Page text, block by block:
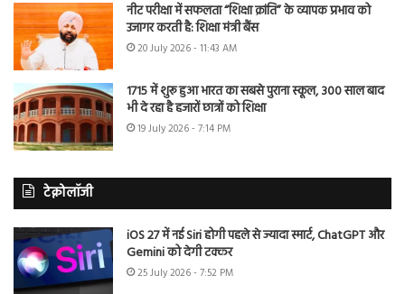
नीट परीक्षा में सफलता “शिक्षा क्रांति” के व्यापक प्रभाव को
उजागर करती है: शिक्षा मंत्री बैंस
20 July 2026 - 11:43 AM
1715 में शुरू हुआ भारत का सबसे पुराना स्कूल, 300 साल बाद
भी दे रहा है हजारों छात्रों को शिक्षा
19 July 2026 - 7:14 PM
टेक्नोलॉजी
iOS 27 में नई Siri होगी पहले से ज्यादा स्मार्ट, ChatGPT और
Gemini को देगी टक्कर
25 July 2026 - 7:52 PM